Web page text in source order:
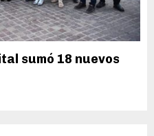
sumó 18 nuevos